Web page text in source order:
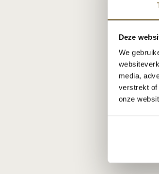
Deze
We
media,
verstrekt of
onze